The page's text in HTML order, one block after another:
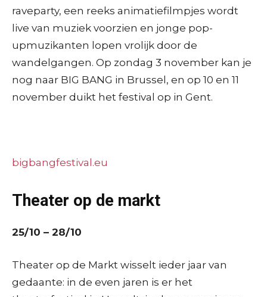
raveparty, een reeks animatiefilmpjes wordt
live van muziek voorzien en jonge pop-
upmuzikanten lopen vrolijk door de
wandelgangen. Op zondag 3 november kan je
nog naar BIG BANG in Brussel, en op 10 en 11
november duikt het festival op in Gent.
bigbangfestival.eu
Theater op de markt
25/10 – 28/10
Theater op de Markt wisselt ieder jaar van
gedaante: in de even jaren is er het